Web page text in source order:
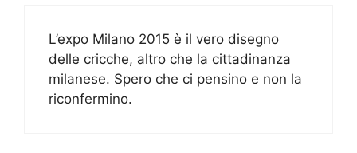
L’expo Milano 2015 è il vero disegno
delle cricche, altro che la cittadinanza
milanese. Spero che ci pensino e non la
riconfermino.